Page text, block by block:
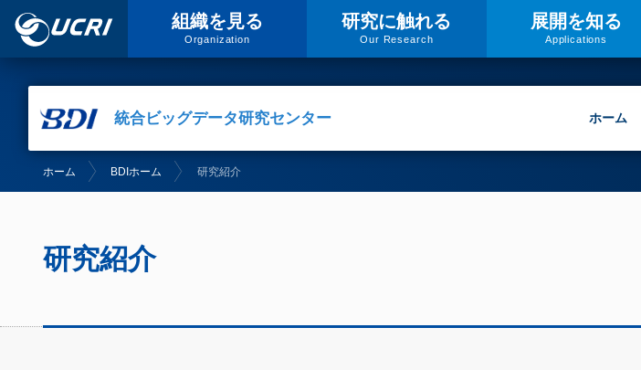
組織を 見る
Organization
研究に触れる
Our Research
展開 を知る
Applications
統合ビッグデータ研究センター ホーム
ホーム BDIホーム 研究紹介
研究紹介